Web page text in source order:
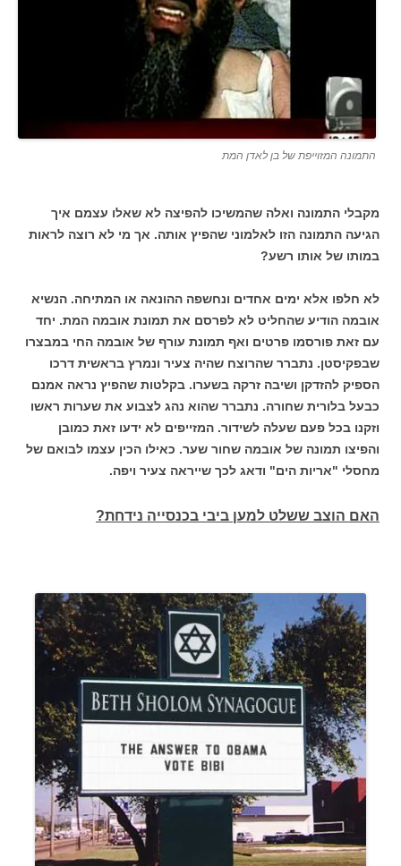
התמונה המזוייפת של בן לאדן המת
מקבלי התמונה ואלה שהמשיכו להפיצה לא שאלו עצמם איך
הגיעה התמונה הזו לאלמוני שהפיץ אותה. אך מי לא רוצה לראות
במותו של אותו רשע?
לא חלפו אלא ימים אחדים ונחשפה ההונאה או המתיחה. הנשיא
אובמה הודיע שהחליט לא לפרסם את תמונת אובמה המת. יחד
עם זאת פורסמו פרטים ואף תמונת עורף של אובמה החי במבצרו
שבפקיסטן. נתברר שהרוצח שהיה צעיר ונמרץ בראשית דרכו
הספיק להזדקן ושיבה זרקה בשערו. בקלטות שהפיץ נראה אמנם
כבעל בלורית שחורה. נתברר שהוא נהג לצבוע את שערות ראשו
וזקנו בכל פעם שעלה לשידור. המזייפים לא ידעו זאת כמובן
והפיצו תמונה של אובמה שחור שער. כאילו הכין עצמו לבואם של
מחסלי "אריות הים" ודאג לכך שייראה צעיר ויפה.
האם הוצב ששלט למען ביבי בכנסייה נידחת?